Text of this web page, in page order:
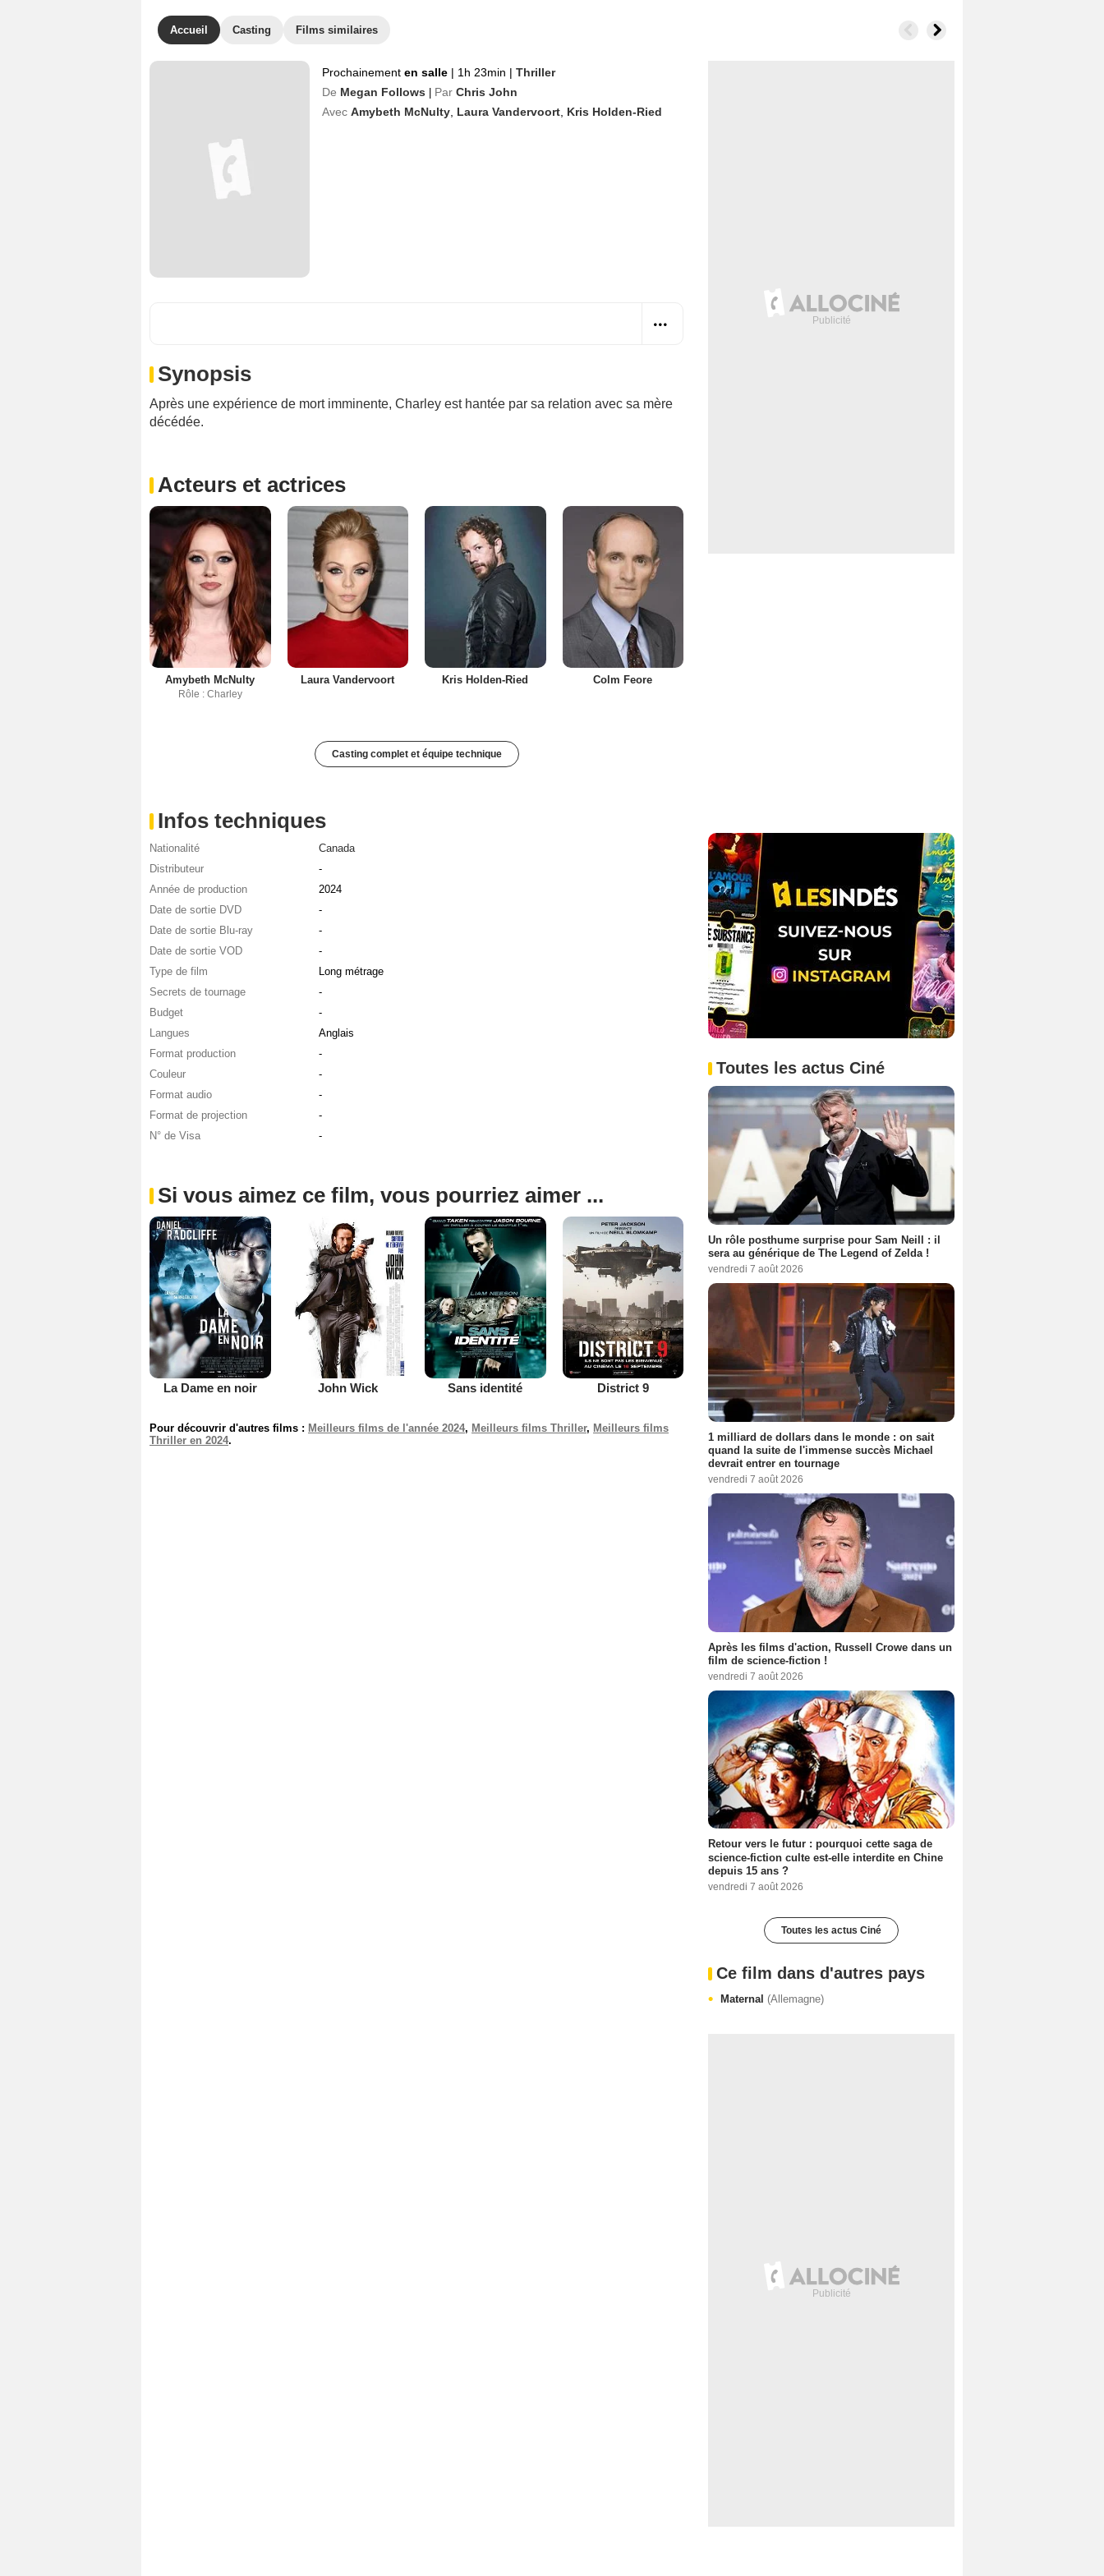
Accueil Casting Films similaires
Prochainement en salle | 1h 23min | Thriller
De Megan Follows Par Chris John
Avec Amybeth McNulty Laura Vandervoort Kris Holden-Ried
Synopsis
Après une expérience de mort imminente, Charley est hantée par sa relation avec sa mère
décédée.
Acteurs et actrices
Amybeth McNulty
Rôle : Charley
Laura Vandervoort Kris Holden-Ried Colm Feore
Casting complet et équipe technique
Infos techniques
Nationalité
Canada
Distributeur
-
Année de production
2024
Date de sortie DVD
-
Date de sortie Blu-ray
-
Date de sortie VOD
-
Type de film
Long métrage
Secrets de tournage
-
Budget
-
Langues
Anglais
Format production
-
Couleur
-
Format audio
-
Format de projection
-
N° de Visa
-
Si vous aimez ce film, vous pourriez aimer ...
La Dame en noir John Wick Sans identité District 9
Pour découvrir d'autres films : Meilleurs films de l'année 2024, Meilleurs films Thriller, Meilleurs films
Thriller en 2024.
Toutes les actus Ciné
Un rôle posthume surprise pour Sam Neill : il
sera au générique de The Legend of Zelda !
vendredi 7 août 2026
1 milliard de dollars dans le monde : on sait
quand la suite de l'immense succès Michael
devrait entrer en tournage
vendredi 7 août 2026
Après les films d'action, Russell Crowe dans un
film de science-fiction !
vendredi 7 août 2026
Retour vers le futur : pourquoi cette saga de
science-fiction culte est-elle interdite en Chine
depuis 15 ans ?
vendredi 7 août 2026
Toutes les actus Ciné
Ce film dans d'autres pays
Maternal (Allemagne)